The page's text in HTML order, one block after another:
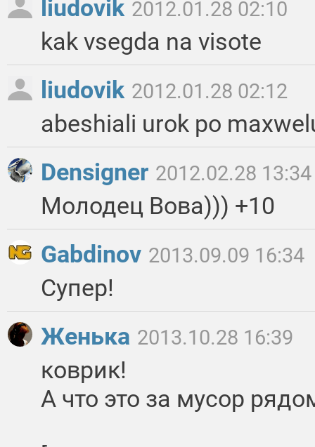
liudovik 2012.01.28 02:10
kak vsegda na visote
liudovik 2012.01.28 02:12
abeshiali urok po
Densigner 2012.02.28 13:34
Молодец Вова))) +10
Gabdinov 2013.09.09 16:34
Супер!
Женька 2013.10.28 16:39
коврик!
А что это за мусор